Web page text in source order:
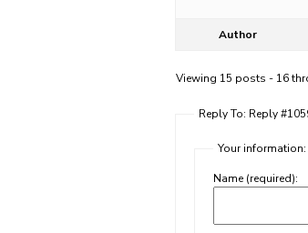
Author
Viewing 15 posts - 16
Reply To: Reply
Your information:
Name (required):